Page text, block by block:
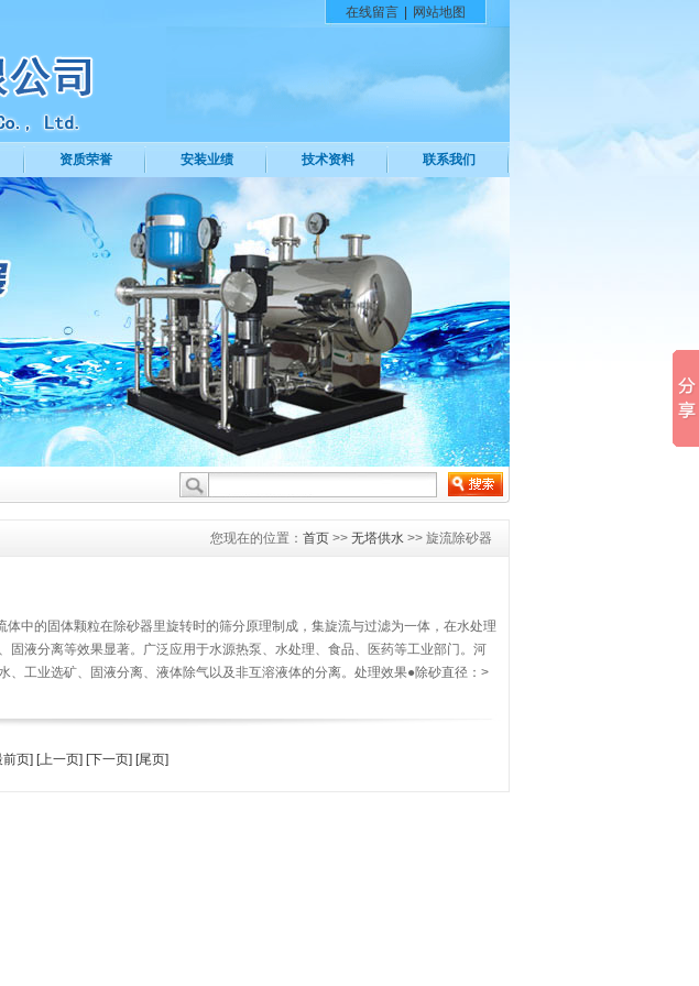
在线留言 网站地图
资质荣誉 安装业绩 技术资料 联系我们
您现在的位置： 首页 >> 无塔供水 >> 旋流除砂器
体中的固体颗粒在除砂器里旋转时的筛分原理制成，集旋流与过滤为一体，在水处理
固液分离等效果显著。广泛应用于水源热泵、水处理、食品、医药等工业部门。河
、工业选矿、固液分离、液体除气以及非互溶液体的分离。处理效果●除砂直径：>
前页] [上一页] [下一页] [尾页]